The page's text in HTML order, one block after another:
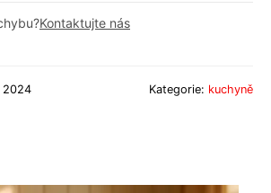
Kontaktujte nás
2024 Kategorie: kuchyně